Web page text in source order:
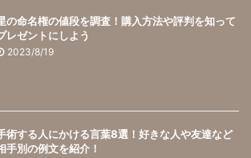
の命名権の値段を調査！購入方法や評判を知って
レゼントにしよう
2023/8/19
術する人にかける言葉8選！好きな人や友達など
手別の例文を紹介！